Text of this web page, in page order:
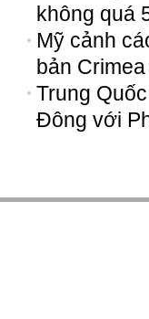
không quá
Mỹ cảnh
bản
Trung
Đông với